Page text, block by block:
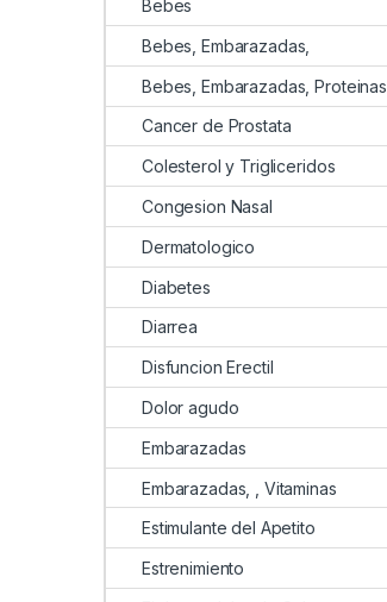
Bebes
Bebes, Embarazadas,
Bebes, Embarazadas, Proteinas,
Cancer de Prostata
Colesterol y Trigliceridos
Congesion Nasal
Dermatologico
Diabetes
Diarrea
Disfuncion Erectil
Dolor agudo
Embarazadas
Embarazadas, , Vitaminas
Estimulante del Apetito
Estrenimiento